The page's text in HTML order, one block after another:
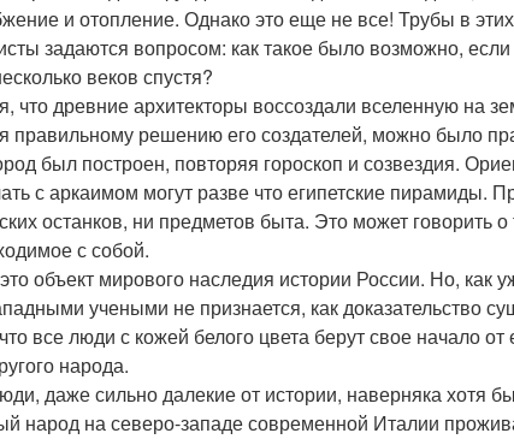
и отопление. Однако это еще не все! Трубы в
задаются вопросом: как такое было возможно,
веков спустя?
что древние архитекторы воссоздали вселенную на
правильному решению его создателей, можно было
был построен, повторяя гороскоп и созвездия.
с аркаимом могут разве что египетские пирамиды.
останков, ни предметов быта. Это может
с собой.
объект мирового наследия истории России. Но,
учеными не признается, как доказательство
все люди с кожей белого цвета берут свое начало
народа.
даже сильно далекие от истории, наверняка хотя
народ на северо-западе современной Италии